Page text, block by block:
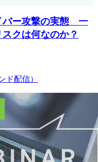
バー攻撃の実態 一
クは何なのか？
ド配信）